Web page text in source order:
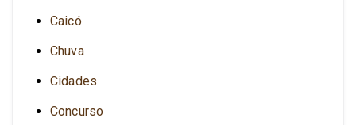
Caicó
Chuva
Cidades
Concurso